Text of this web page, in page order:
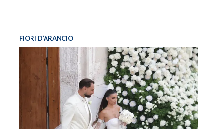
FIORI D’ARANCIO